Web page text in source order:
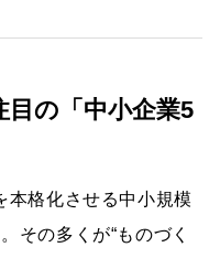
の「中小企業5
本格化させる中小規模
その多くが“ものづく